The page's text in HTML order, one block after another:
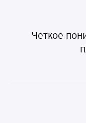
Четкое